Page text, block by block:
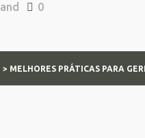
and 0
> MELHORES PRÁTICAS PARA